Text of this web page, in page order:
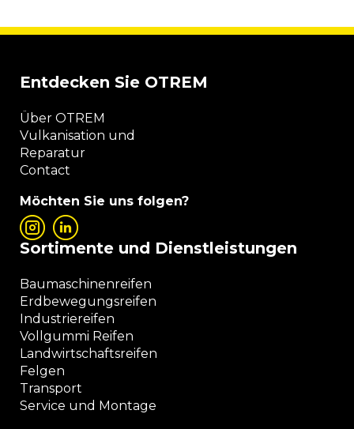
Sortimente und Dienstleistungen
Baumaschinenreifen
Erdbewegungsreifen
Industriereifen
Vollgummi Reifen
Landwirtschaftsreifen
Felgen
Transport
Service und Montage
Entdecken Sie OTREM
Über OTREM
Vulkanisation und
Reparatur
Contact
Möchten Sie uns folgen?